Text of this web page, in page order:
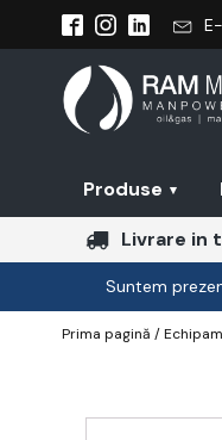
Produse ▾
Livrare in
Suntem
Prima pagină /